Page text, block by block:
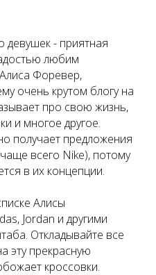
девушек - приятная
любим
Форевер,
очень крутом блогу на
про свою жизнь,
и многое другое.
получает предложения
всего Nike), потому
в их концепции.
Алисы
Jordan и другими
Откладывайте все
эту прекрасную
кроссовки.